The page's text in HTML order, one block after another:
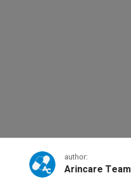
2.2 author:
Arincare Team